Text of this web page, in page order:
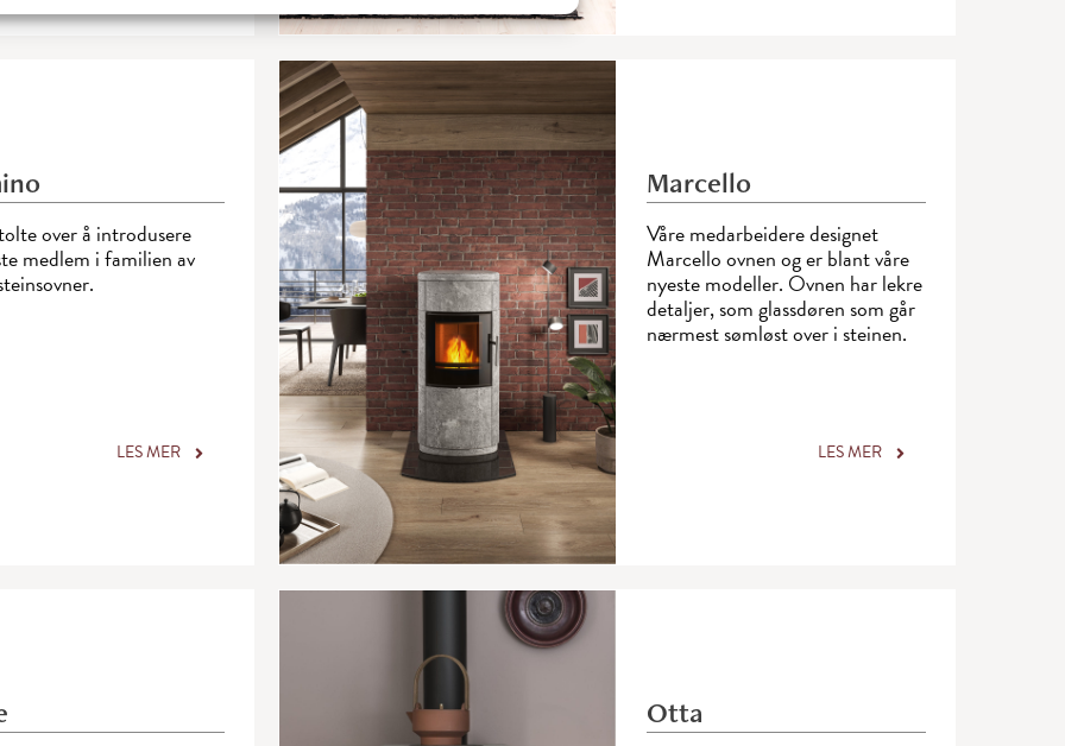
over å introdusere
medlem i familien av
LES MER
Marcello
Våre medarbeidere designet
Marcello ovnen og er blant våre
nyeste modeller. Ovnen har lekre
­detaljer, som glassdøren som går
­nærmest sømløst over i steinen.
LES MER
Otta